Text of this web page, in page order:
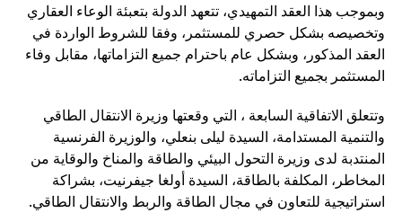
وبموجب هذا العقد التمهيدي، تتعهد الدولة بتعبئة الوعاء العقاري
وتخصيصه بشكل حصري للمستثمر، وفقا للشروط الواردة في
العقد المذكور، وبشكل عام باحترام جميع التزاماتها، مقابل وفاء
المستثمر بجميع التزاماته.
وتتعلق الاتفاقية السابعة ، التي وقعتها وزيرة الانتقال الطاقي
والتنمية المستدامة، السيدة ليلى بنعلي، والوزيرة الفرنسية
المنتدبة لدى وزيرة التحول البيئي والطاقة والمناخ والوقاية من
المخاطر، المكلفة بالطاقة، السيدة أولغا جيفرنيت، بشراكة
استراتيجية للتعاون في مجال الطاقة والربط والانتقال الطاقي.